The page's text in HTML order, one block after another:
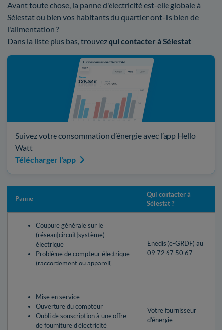
Avant toute chose, la panne d'électricité est-elle globale à
Sélestat ou bien vos habitants du quartier ont-ils bien de
l'alimentation ?
Dans la liste plus bas, trouvezqui contacter à Sélestat
Suivez votre consommation d’énergie avec l’app Hello
Watt
Télécharger l'app
Panne
Qui contacter à
Sélestat ?
Coupure générale sur le
(réseau|circuit|système)
électrique
Problème de compteur électrique
(raccordement ou appareil)
Enedis (e-GRDF) au
09 72 67 50 67
Mise en service
Ouverture du compteur
Oubli de souscription à une offre
de fourniture d'électricité
Votre fournisseur
d’énergie